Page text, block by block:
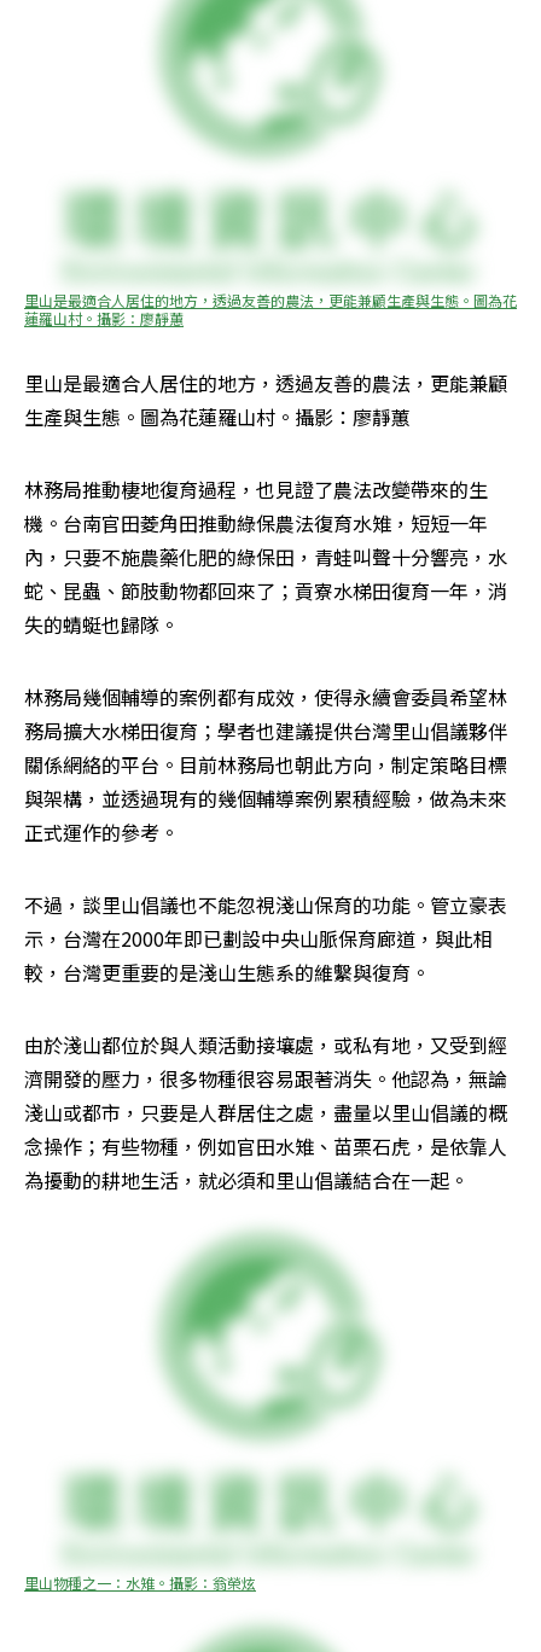
里山是最適合人居住的地方，透過友善的農法，更能兼顧生產與生態。圖為花
蓮羅山村。攝影：廖靜蕙
里山是最適合人居住的地方，透過友善的農法，更能兼顧
生產與生態。圖為花蓮羅山村。攝影：廖靜蕙
林務局推動棲地復育過程，也見證了農法改變帶來的生
機。台南官田菱角田推動綠保農法復育水雉，短短一年
內，只要不施農藥化肥的綠保田，青蛙叫聲十分響亮，水
蛇、昆蟲、節肢動物都回來了；貢寮水梯田復育一年，消
失的蜻蜓也歸隊。
林務局幾個輔導的案例都有成效，使得永續會委員希望林
務局擴大水梯田復育；學者也建議提供台灣里山倡議夥伴
關係網絡的平台。目前林務局也朝此方向，制定策略目標
與架構，並透過現有的幾個輔導案例累積經驗，做為未來
正式運作的參考。
不過，談里山倡議也不能忽視淺山保育的功能。管立豪表
示，台灣在2000年即已劃設中央山脈保育廊道，與此相
較，台灣更重要的是淺山生態系的維繫與復育。
由於淺山都位於與人類活動接壤處，或私有地，又受到經
濟開發的壓力，很多物種很容易跟著消失。他認為，無論
淺山或都市，只要是人群居住之處，盡量以里山倡議的概
念操作；有些物種，例如官田水雉、苗栗石虎，是依靠人
為擾動的耕地生活，就必須和里山倡議結合在一起。
里山物種之一：水雉。攝影：翁榮炫